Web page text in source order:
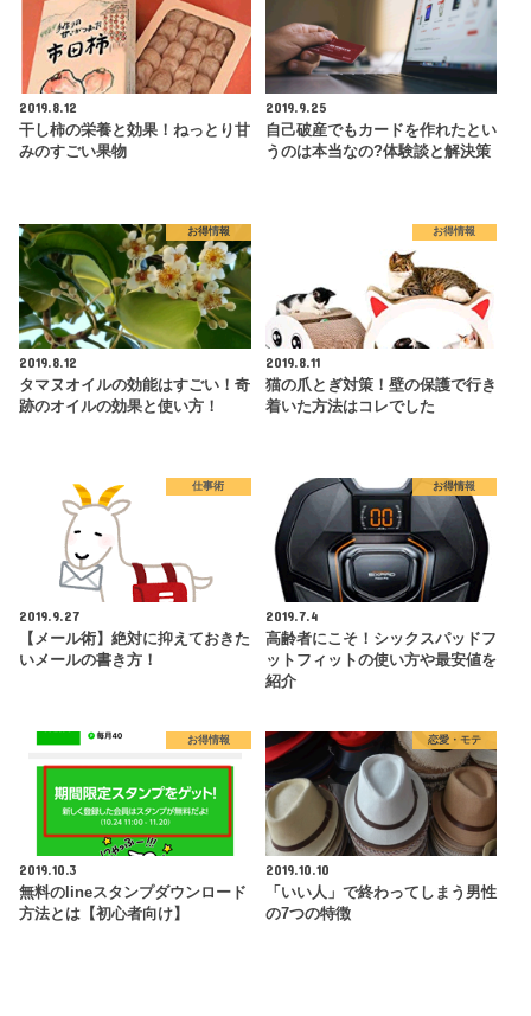
2019.8.12
干し柿の栄養と効果！ねっとり甘
みのすごい果物
2019.9.25
自己破産でもカードを作れたとい
うのは本当なの?体験談と解決策
お得情報
2019.8.12
タマヌオイルの効能はすごい！奇
跡のオイルの効果と使い方！
お得情報
2019.8.11
猫の爪とぎ対策！壁の保護で行き
着いた方法はコレでした
仕事術
2019.9.27
【メール術】絶対に抑えておきた
いメールの書き方！
お得情報
2019.7.4
高齢者にこそ！シックスパッドフ
ットフィットの使い方や最安値を
紹介
お得情報
2019.10.3
無料のlineスタンプダウンロード
方法とは【初心者向け】
恋愛・モテ
2019.10.10
「いい人」で終わってしまう男性
の7つの特徴